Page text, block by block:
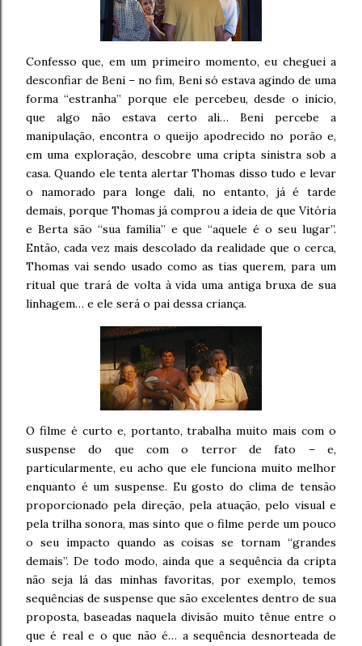
Confesso que, em um primeiro momento, eu cheguei a
desconfiar de Beni – no fim, Beni só estava agindo de uma
forma “estranha” porque ele percebeu, desde o início,
que algo não estava certo ali… Beni percebe a
manipulação, encontra o queijo apodrecido no porão e,
em uma exploração, descobre uma cripta sinistra sob a
casa. Quando ele tenta alertar Thomas disso tudo e levar
o namorado para longe dali, no entanto, já é tarde
demais, porque Thomas já comprou a ideia de que Vitória
e Berta são “sua família” e que “aquele é o seu lugar”.
Então, cada vez mais descolado da realidade que o cerca,
Thomas vai sendo usado como as tias querem, para um
ritual que trará de volta à vida uma antiga bruxa de sua
linhagem… e ele será o pai dessa criança.
O filme é curto e, portanto, trabalha muito mais com o
suspense do que com o terror de fato – e,
particularmente, eu acho que ele funciona muito melhor
enquanto é um suspense. Eu gosto do clima de tensão
proporcionado pela direção, pela atuação, pelo visual e
pela trilha sonora, mas sinto que o filme perde um pouco
o seu impacto quando as coisas se tornam “grandes
demais”. De todo modo, ainda que a sequência da cripta
não seja lá das minhas favoritas, por exemplo, temos
sequências de suspense que são excelentes dentro de sua
proposta, baseadas naquela divisão muito tênue entre o
que é real e o que não é… a sequência desnorteada de